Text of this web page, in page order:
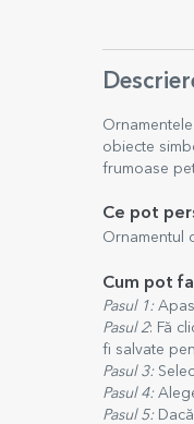
obiecte
frumoase
Ce pot
Ornamentul
Cum pot
Pasul 1:
Pasul 2: Fă
fi salvate
Pasul 3:
Pasul 4:
Pasul 5: